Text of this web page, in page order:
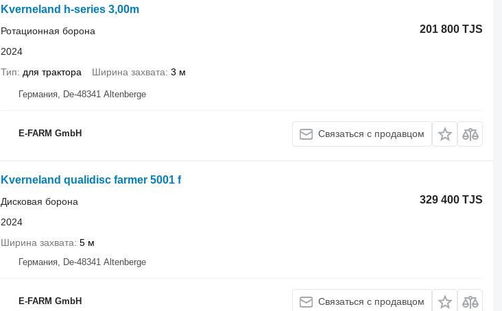
Kverneland h-series 3,00m
201 800 TJS
Ротационная борона
2024
Тип
для трактора Ширина захвата 3 м
Германия, De-48341 Altenberge
E-FARM GmbH Связаться с продавцом
Kverneland qualidisc farmer 5001 f
329 400 TJS
Дисковая борона
2024
Ширина захвата 5 м
Германия, De-48341 Altenberge
E-FARM GmbH Связаться с продавцом